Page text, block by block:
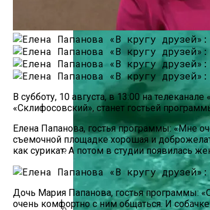
Как Купить Сотовый
В субботу, 10 августа, в 13:00 на
«Склифосовский», станет гостьей
Елена Папанова, гостья программы: «Мне
съемочной площадке хорошая и
как сурикат. А потом в студии появилась
Дочь Мария Папанова, гостья программы:
очень комфортно с ним общаться. И